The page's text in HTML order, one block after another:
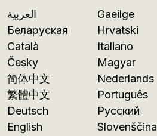
العربية
Беларуская
Català
Česky
简体中文
繁體中文
Deutsch
English
Gaeilge
Hrvatski
Italiano
Magyar
Nederlands
Português
Русский
Slovenščina